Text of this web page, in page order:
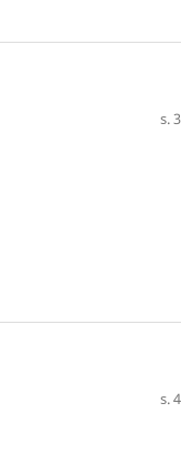
s.
s.